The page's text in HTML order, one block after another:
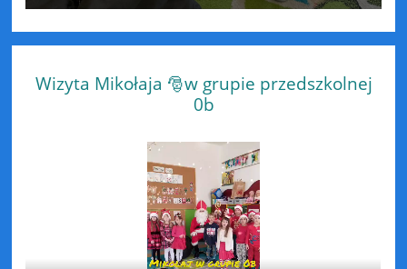
Wizyta Mikołaja 🎅w grupie przedszkolnej
0b